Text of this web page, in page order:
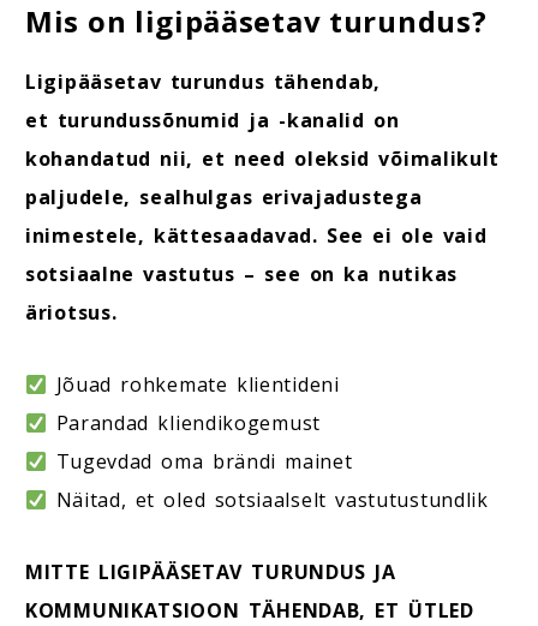
Mis on ligipääsetav turundus?
Ligipääsetav turundus tähendab,
et turundussõnumid ja -kanalid on
kohandatud nii, et need oleksid võimalikult
paljudele, sealhulgas erivajadustega
inimestele, kättesaadavad. See ei ole vaid
sotsiaalne vastutus – see on ka nutikas
äriotsus.
Jõuad rohkemate klientideni
Parandad kliendikogemust
Tugevdad oma brändi mainet
Näitad, et oled sotsiaalselt vastutustundlik
MITTE LIGIPÄÄSETAV TURUNDUS JA
KOMMUNIKATSIOON TÄHENDAB, ET ÜTLED